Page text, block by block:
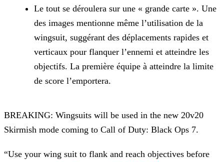
Le tout se déroulera sur une « grande carte ». Une
des images mentionne même l’utilisation de la
wingsuit, suggérant des déplacements rapides et
verticaux pour flanquer l’ennemi et atteindre les
objectifs. La première équipe à atteindre la limite
de score l’emportera.
BREAKING: Wingsuits will be used in the new 20v20
Skirmish mode coming to Call of Duty: Black Ops 7.
“Use your wing suit to flank and reach objectives before